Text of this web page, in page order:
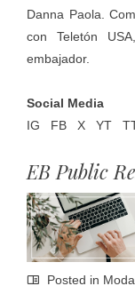
Danna Paola.
con Teletón
embajador.
Social Media
IG
FB X YT
EB Public
Posted in Moda